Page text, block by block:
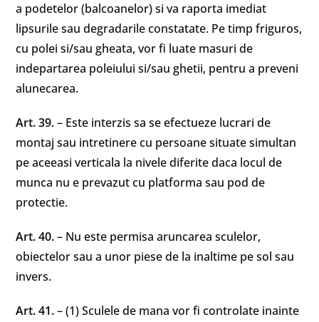
a podetelor (balcoanelor) si va raporta imediat
lipsurile sau degradarile constatate. Pe timp friguros,
cu polei si/sau gheata, vor fi luate masuri de
indepartarea poleiului si/sau ghetii, pentru a preveni
alunecarea.
Art. 39.– Este interzis sa se efectueze lucrari de
montaj sau intretinere cu persoane situate simultan
pe aceeasi verticala la nivele diferite daca locul de
munca nu e prevazut cu platforma sau pod de
protectie.
Art. 40.– Nu este permisa aruncarea sculelor,
obiectelor sau a unor piese de la inaltime pe sol sau
invers.
Art. 41.– (1) Sculele de mana vor fi controlate inainte